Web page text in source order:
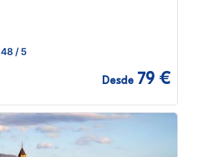
48 / 5
Desde 79 €